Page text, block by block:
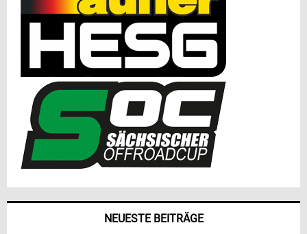
NEUESTE BEITRÄGE